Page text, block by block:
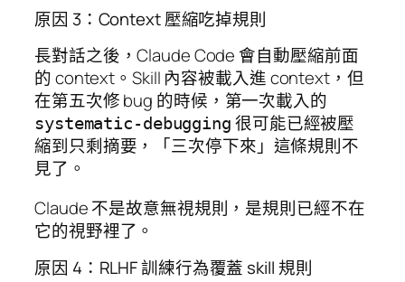
原因 3：Context 壓縮吃掉規則
長對話之後，Claude Code 會自動壓縮前面
的 context。Skill 內容被載入進 context，但
在第五次修 bug 的時候，第一次載入的
systematic-debugging 很可能已經被壓
縮到只剩摘要，「三次停下來」這條規則不
見了。
Claude 不是故意無視規則，是規則已經不在
它的視野裡了。
原因 4：RLHF 訓練行為覆蓋 skill 規則